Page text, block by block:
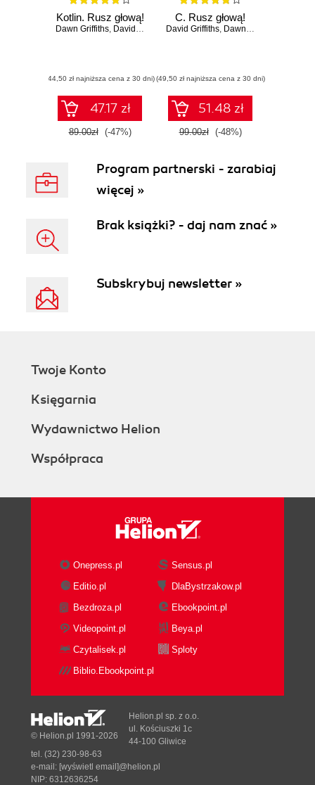
Kotlin. Rusz głową!
Dawn Griffiths, David Griffiths
(44,50 zł najniższa cena z 30 dni)
47.17 zł
89.00zł (-47%)
C. Rusz głową!
David Griffiths, Dawn Griffiths
(49,50 zł najniższa cena z 30 dni)
51.48 zł
99.00zł (-48%)
Program partnerski - zarabiaj
więcej »
Brak książki? - daj nam znać »
Subskrybuj newsletter »
Twoje Konto
Księgarnia
Wydawnictwo Helion
Współpraca
Onepress.pl
Sensus.pl
Editio.pl
DlaBystrzakow.pl
Bezdroza.pl
Ebookpoint.pl
Videopoint.pl
Beya.pl
Czytalisek.pl
Sploty
Biblio.Ebookpoint.pl
© Helion.pl 1991-2026
Helion.pl sp. z o.o.
ul. Kościuszki 1c
44-100 Gliwice
tel. (32) 230-98-63
e-mail: [wyświetl email]@helion.pl
NIP: 6312636254